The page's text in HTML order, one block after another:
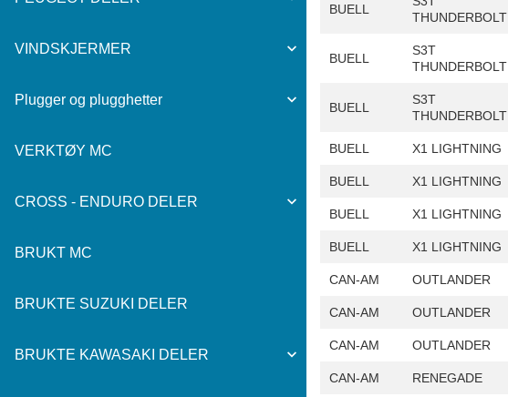
VINDSKJERMER
Plugger og plugghetter
VERKTØY MC
CROSS - ENDURO DELER
BRUKT MC
BRUKTE SUZUKI DELER
BRUKTE KAWASAKI DELER
BUELL
THUNDERBOLT
BUELL
S3T
THUNDERBOLT
BUELL
S3T
THUNDERBOLT
BUELL X1 LIGHTNING
BUELL X1 LIGHTNING
BUELL X1 LIGHTNING
BUELL X1 LIGHTNING
CAN-AM OUTLANDER
CAN-AM OUTLANDER
CAN-AM OUTLANDER
CAN-AM RENEGADE